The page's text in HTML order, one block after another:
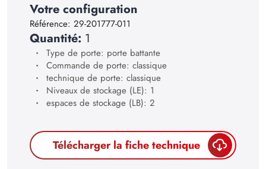
22
23
28
29
Votre configuration
Référence: 29-201777-011
Quantité: 1
Type de porte: porte battante
Commande de porte: classique
technique de porte: classique
Niveaux de stockage (LE): 1
espaces de stockage (LB): 2
Télécharger la fiche technique